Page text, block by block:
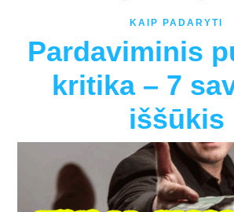
KAIP PADARYTI
Pardaviminis
kritika – 7
iššūkis